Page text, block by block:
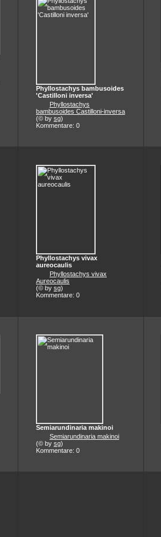
Phyllostachys bambusoides
'Castilloni inversa'
Phyllostachys
bambusoides Castilloni-inversa
(© by sg)
Kommentare: 0
Phyllostachys vivax
aureocaulis
Phyllostachys vivax
Aureocaulis
(© by sg)
Kommentare: 0
Semiarundinaria makinoi
Semiarundinaria makinoi
(© by sg)
Kommentare: 0